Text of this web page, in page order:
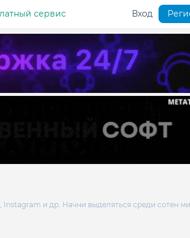
сервис Вход
и др. Начни выделяться среди сотен